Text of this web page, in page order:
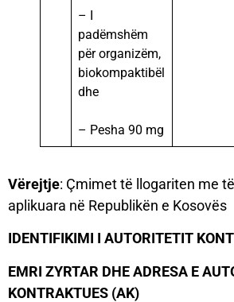
– I
padëmshëm
për organizëm,
biokompaktibël
dhe
– Pesha 90 mg
Vërejtje: Çmimet të llogariten me
aplikuara në Republikën e Kosovës
IDENTIFIKIMI I AUTORITETIT
EMRI ZYRTAR DHE ADRESA E
KONTRAKTUES (AK)